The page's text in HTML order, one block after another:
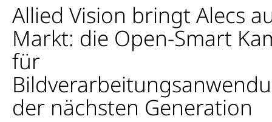
Allied Vision bringt Alecs
Markt: die Open-Smart
für
der nächsten Generation